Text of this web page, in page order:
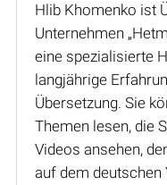
Hlib Khomenko ist
Unternehmen
eine spezialisierte
langjährige
Übersetzung. Sie
Themen lesen, die
Videos ansehen,
auf dem deutschen